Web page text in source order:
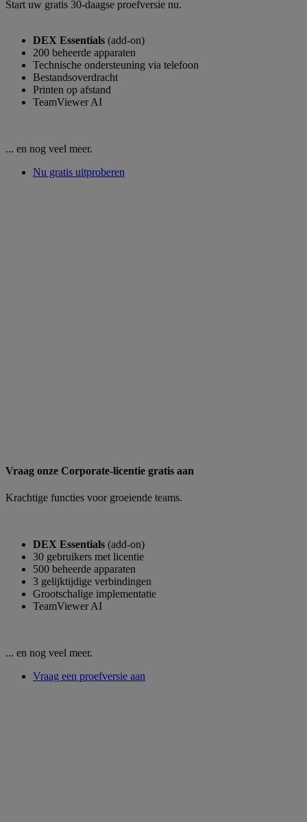
Start uw gratis 30-daagse proefversie nu.
DEX Essentials (add-on)
200 beheerde apparaten
Technische ondersteuning via telefoon
Bestandsoverdracht
Printen op afstand
TeamViewer AI
... en nog veel meer.
Nu gratis uitproberen
Vraag onze Corporate-licentie gratis aan
Krachtige functies voor groeiende teams.
DEX Essentials (add-on)
30 gebruikers met licentie
500 beheerde apparaten
3 gelijktijdige verbindingen
Grootschalige implementatie
TeamViewer AI
... en nog veel meer.
Vraag een proefversie aan